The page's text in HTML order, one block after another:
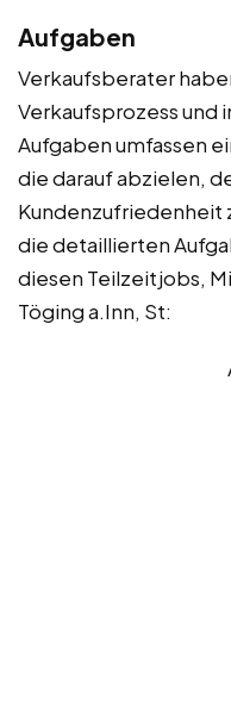
Aufgaben
Verkaufsberater
Verkaufsprozess und
Aufgaben umfassen
die darauf abzielen,
Kundenzufriedenheit
die detaillierten
diesen Teilzeitjobs,
Töging a.Inn, St: